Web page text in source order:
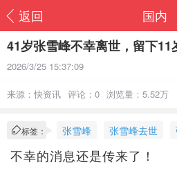
返回
国内
41岁张雪峰不幸离世，留下11
2026/3/25 15:37:09
来源：快资讯 评论：0 浏览量：5.52万
标签： 张雪峰 张雪峰去世
不幸的消息还是传来了！